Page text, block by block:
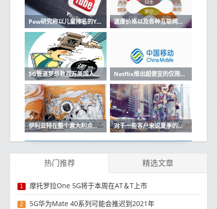
Pew研究称以儿童排名的YouTube视频排名最高 速度价格以及各种互联网服务的优缺点
5G管道梦想数百万美国人仍然缺乏宽带 Netflix推出超便宜的仅限移动订阅
伊利亚特在整个意大利点燃了500多个天线就在那里 对于一些客户来说夏季的Wind Tre增加了
热门推荐 精选文章
1 摩托罗拉One 5G将于本周在AT＆T上市
2 5G华为Mate 40系列可能会推迟到2021年